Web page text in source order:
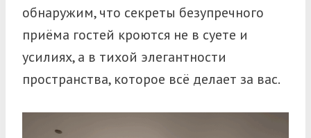
обнаружим, что секреты безупречного
приёма гостей кроются не в суете и
усилиях, а в тихой элегантности
пространства, которое всё делает за вас.